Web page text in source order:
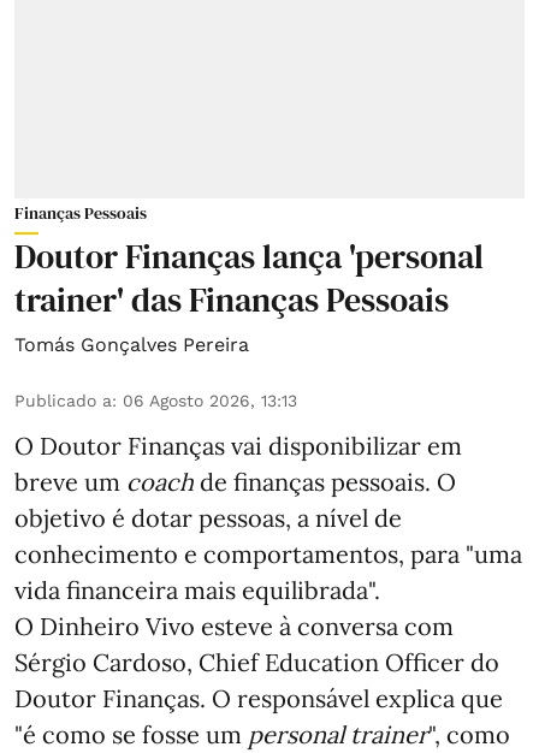
Finanças Pessoais
Doutor Finanças lança 'personal
trainer' das Finanças Pessoais
Tomás Gonçalves Pereira
Publicado a: 06 Agosto 2026, 13:13
O Doutor Finanças vai disponibilizar em
breve um coach de finanças pessoais. O
objetivo é dotar pessoas, a nível de
conhecimento e comportamentos, para "uma
vida financeira mais equilibrada".
O Dinheiro Vivo esteve à conversa com
Sérgio Cardoso, Chief Education Officer do
Doutor Finanças. O responsável explica que
"é como se fosse um personal trainer", como